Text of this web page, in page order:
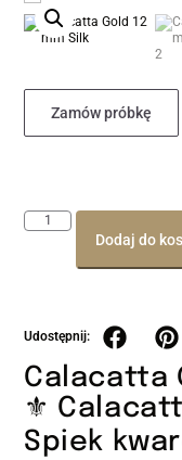
Calacatta
⚜️
Spiek
Zamów próbkę
Dodaj do